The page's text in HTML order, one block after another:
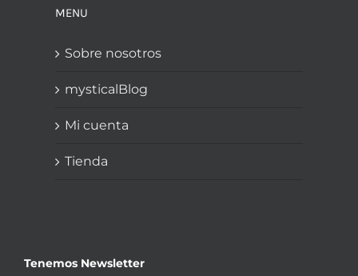
MENU
Sobre nosotros
mysticalBlog
Mi cuenta
Tienda
Tenemos Newsletter